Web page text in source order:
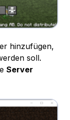
hinzufügen,
soll.
Server